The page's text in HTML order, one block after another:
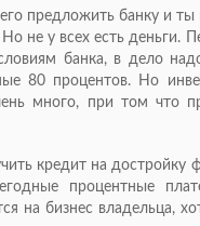
предложить банку и
не у всех есть деньги.
банка, в дело
80 процентов. Но
много, при том что
кредит на
процентные
на бизнес владельца,